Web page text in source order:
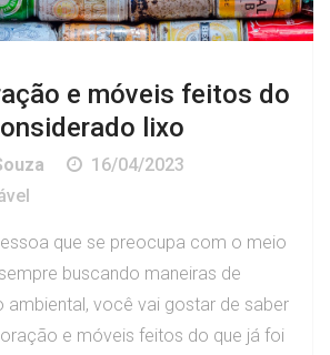
e móveis feitos do
lixo
16/04/2023
que se preocupa com o meio
buscando maneiras de
ambiental, você vai gostar de saber
e móveis feitos do que já foi